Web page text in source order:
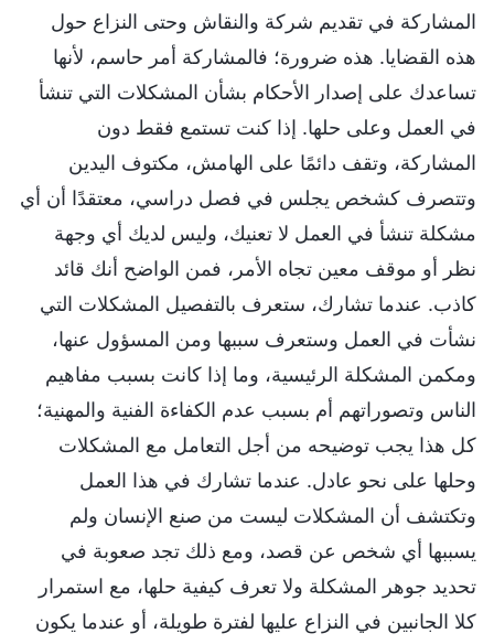
المشاركة في تقديم شركة والنقاش وحتى النزاع حول
هذه القضايا. هذه ضرورة؛ فالمشاركة أمر حاسم، لأنها
تساعدك على إصدار الأحكام بشأن المشكلات التي تنشأ
في العمل وعلى حلها. إذا كنت تستمع فقط دون
المشاركة، وتقف دائمًا على الهامش، مكتوف اليدين
وتتصرف كشخص يجلس في فصل دراسي، معتقدًا أن أي
مشكلة تنشأ في العمل لا تعنيك، وليس لديك أي وجهة
نظر أو موقف معين تجاه الأمر، فمن الواضح أنك قائد
كاذب. عندما تشارك، ستعرف بالتفصيل المشكلات التي
نشأت في العمل وستعرف سببها ومن المسؤول عنها،
ومكمن المشكلة الرئيسية، وما إذا كانت بسبب مفاهيم
الناس وتصوراتهم أم بسبب عدم الكفاءة الفنية والمهنية؛
كل هذا يجب توضيحه من أجل التعامل مع المشكلات
وحلها على نحو عادل. عندما تشارك في هذا العمل
وتكتشف أن المشكلات ليست من صنع الإنسان ولم
يسببها أي شخص عن قصد، ومع ذلك تجد صعوبة في
تحديد جوهر المشكلة ولا تعرف كيفية حلها، مع استمرار
كلا الجانبين في النزاع عليها لفترة طويلة، أو عندما يكون